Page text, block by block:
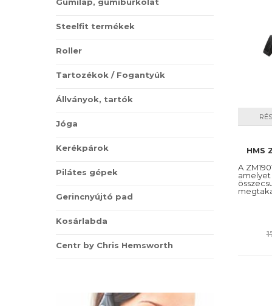
Steelfit termékek
Roller
Tartozékok / Fogantyúk
Állványok, tartók
Jóga
Kerékpárok
Pilátes gépek
Gerincnyújtó pad
Kosárlabda
Centr by Chris Hemsworth
1.
2.
Az
3.
HMS
A